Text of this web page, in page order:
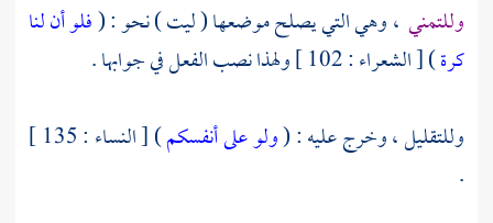
وللتمني ، وهي التي يصلح موضعها ( ليت ) نحو : (فلو أن لنا
كرة) [ الشعراء : 102 ] ولهذا نصب الفعل في جوابها .
وللتقليل ، وخرج عليه : (ولو على أنفسكم
) [ النساء : 135 ]
.